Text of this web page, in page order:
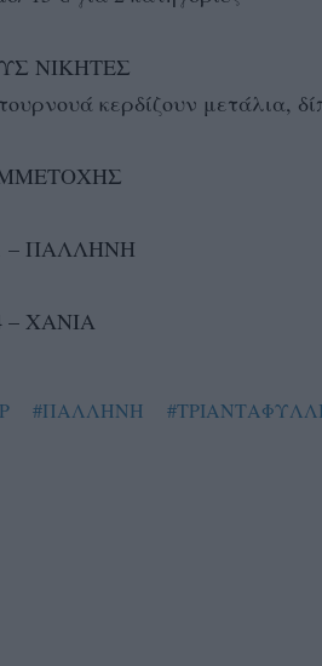
ΝΙΚΗΤΕΣ
κερδίζουν μετάλια,
– ΠΑΛΛΗΝΗ
– ΧΑΝΙΑ
#ΠΑΛΛΗΝΗ